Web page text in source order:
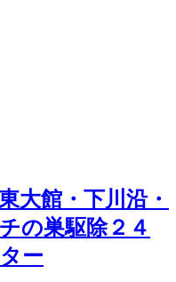
大館・下川沿・
の巣駆除２４
ー